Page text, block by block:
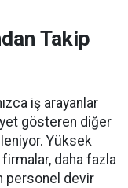
Takip
iş arayanlar
gösteren diğer
Yüksek
daha fazla
personel devir